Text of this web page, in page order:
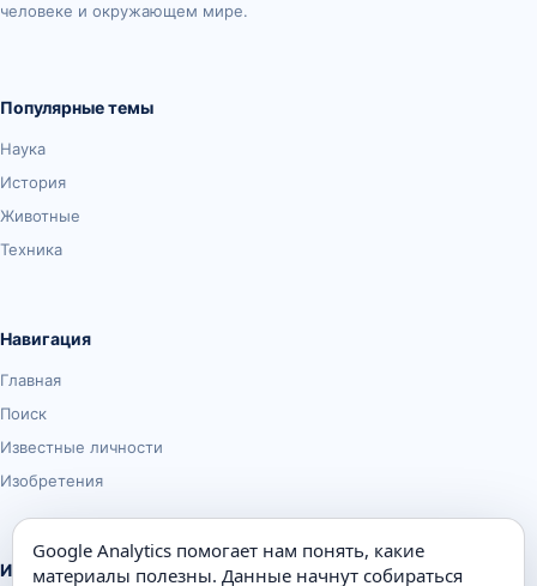
человеке и окружающем мире.
Популярные темы
Наука
История
Животные
Техника
Навигация
Главная
Поиск
Известные личности
Изобретения
Информация
Google Analytics помогает нам понять, какие
материалы полезны. Данные начнут собираться